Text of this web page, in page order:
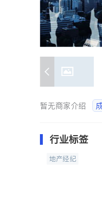
暂无商家介绍
行业标签
地产经纪